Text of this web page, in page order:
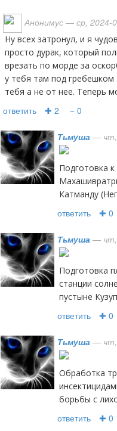
Анонимус — ср, 2024-
Ну всех затронул, и я чудовище и она сучка. А может ты
просто дурак, который
врезать по морде за
у тебя там под гребешком
тебя а не от нее. Теперь
ответить ✚ 2 − 0
Тьмуша — чт,
Подготовка к
Катманду
ответить ✚ 0
Тьмуша — чт,
Подготовка
станции
пустыне
ответить ✚ 0
Тьмуша — чт,
Обработка
борьбы с
ответить ✚ 0